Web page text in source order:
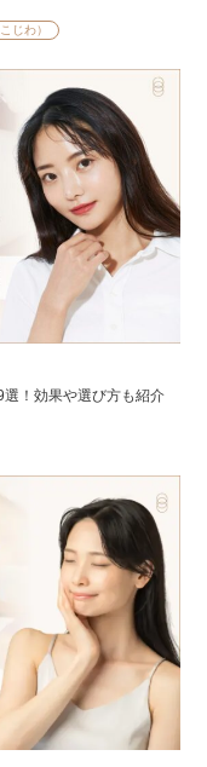
じわ）
！効果や選び方も紹介